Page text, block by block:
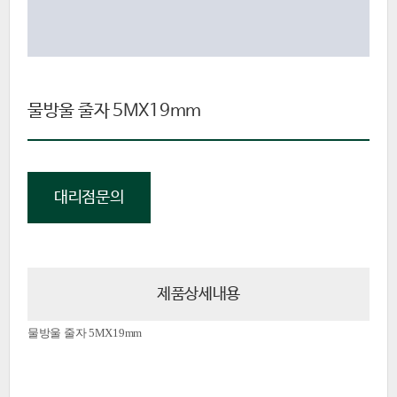
물방울 줄자 5MX19mm
대리점문의
제품상세내용
물방울 줄자5MX19mm